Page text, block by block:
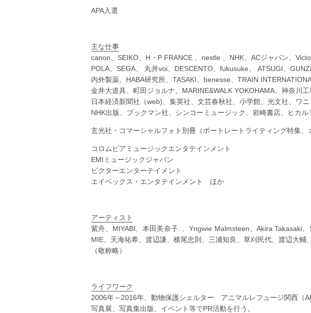
APA入選
主な仕事
canon、SEIKO、H・P FRANCE 、nestle 、NHK、ACジャパン、
POLA、SEGA、 丸井voi、DESCENTO、fukusuke、 ATSUGI、
内外製薬、HABA研究所、TASAKI、benesse、TRAIN
金井大道具、町田ジョルナ、MARINE&WALK YOKOHAMA、神奈川
日本経済新聞社（web)、集英社、文芸春秋社、小学館、光文社、ワニ
NHK出版、ブックマン社、シンコーミュージック、岩崎書店、ヒカ
玄光社・コマーシャルフォト別冊（ポートレートライティング特集、
コロムビアミュージックエンタテインメント
EMIミュージックジャパン
ビクターエンターテイメント
エイベックス・エンタテインメント ほか
アーティスト
紫舟、MIYABI、本田美奈子. 、Yngwie Malmsteen、Akira Takasaki
MIE、天海祐希、渡辺謙、横尾忠則、三浦知良、草刈民代、渡辺大輔
（敬称略）
ライフワーク
2006年～2016年、動物保護シェルター アニマルレフュージ関西（
写真展、写真集出版、イベント等でPR活動を行う。